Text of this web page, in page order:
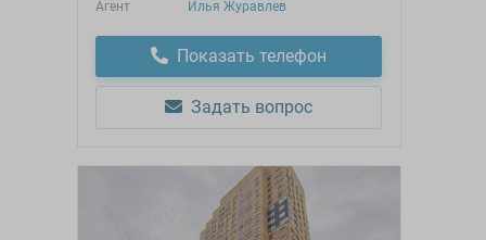
Агент Илья Журавлев
Показать телефон
Задать вопрос